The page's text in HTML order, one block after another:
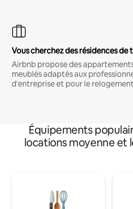
Vous cherchez des résidences de
Airbnb propose des
meublés adaptés aux
d'entreprise et pour le
Équipements
locations moyenne et